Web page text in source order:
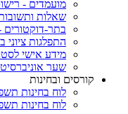
מועמדים -
שאלות
בתר-דוקטורים
התפלגות ציוני
מידע אישי
שער
קורסים ובחינות
לוח בחינות
לוח בחינות